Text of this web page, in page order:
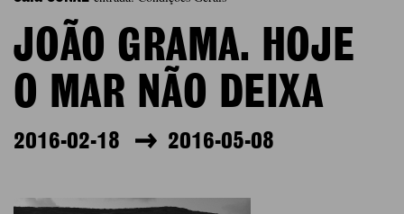
JOÃO GRAMA. HOJE
O MAR NÃO DEIXA
2016-02-18 2016-05-08